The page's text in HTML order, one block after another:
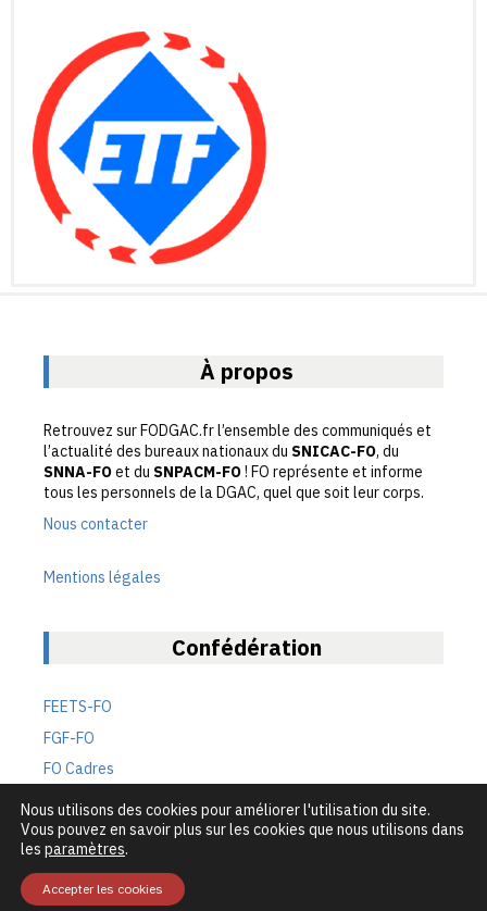
À propos
Retrouvez sur FODGAC.fr l’ensemble des communiqués et
l’actualité des bureaux nationaux du SNICAC-FO, du
SNNA-FOet du SNPACM-FO! FO représente et informe
tous les personnels de la DGAC, quel que soit leur corps.
Nous contacter
Mentions légales
Confédération
FEETS-FO
FGF-FO
FO Cadres
FO Défense
FO Transports
Le site des syndicats FO de la DGAC – 2026
Nous utilisons des cookies pour améliorer l'utilisation du site.
Vous pouvez en savoir plus sur les cookies que nous utilisons dans
les paramètres.
Accepter les cookies